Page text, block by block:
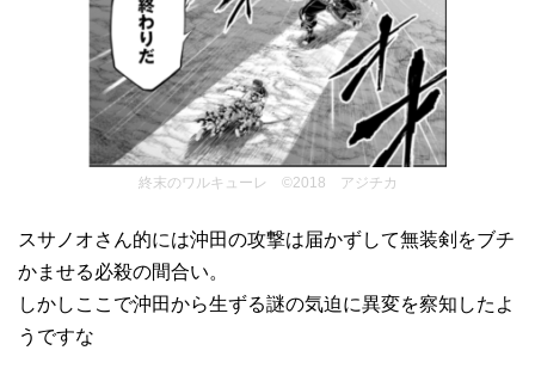
終末のワルキューレ ©2018 アジチカ
スサノオさん的には沖田の攻撃は届かずして無装剣をブチ
かませる必殺の間合い。
しかしここで沖田から生ずる謎の気迫に異変を察知したよ
うですな